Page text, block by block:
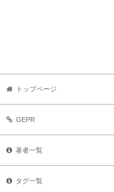
トップページ
GEPR
著者一覧
タグ一覧